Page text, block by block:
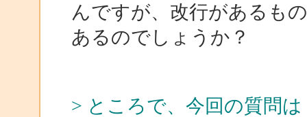
んですが、改行があるも
あるのでしょうか？
> ところで、今回の質問は